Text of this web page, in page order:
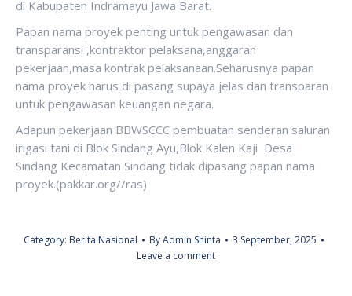
di Kabupaten Indramayu Jawa Barat.
Papan nama proyek penting untuk pengawasan dan
transparansi ,kontraktor pelaksana,anggaran
pekerjaan,masa kontrak pelaksanaan.Seharusnya papan
nama proyek harus di pasang supaya jelas dan transparan
untuk pengawasan keuangan negara.
Adapun pekerjaan BBWSCCC pembuatan senderan saluran
irigasi tani di Blok Sindang Ayu,Blok Kalen Kaji Desa
Sindang Kecamatan Sindang tidak dipasang papan nama
proyek.(pakkar.org//ras)
Category: Berita Nasional ByAdmin Shinta
3 September, 2025
Leave a comment